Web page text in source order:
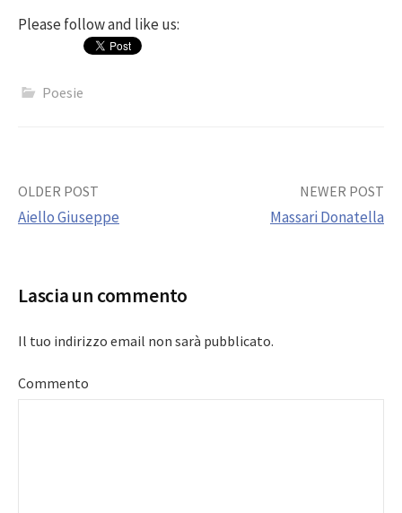
Please follow and like us:
Poesie
Post
OLDER POST
Aiello Giuseppe
NEWER POST
Massari Donatella
Lascia un commento
Il tuo indirizzo email non sarà pubblicato.
Commento